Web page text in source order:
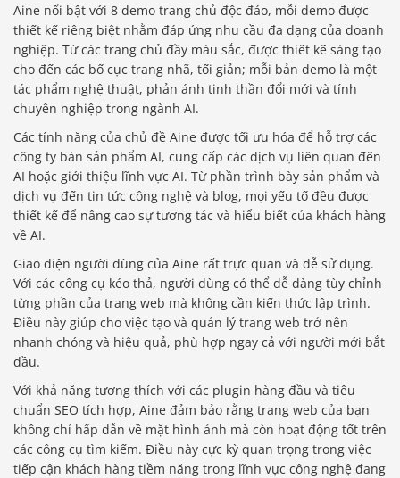
Aine nổi bật với 8 demo trang chủ độc đáo, mỗi demo được
thiết kế riêng biệt nhằm đáp ứng nhu cầu đa dạng của doanh
nghiệp. Từ các trang chủ đầy màu sắc, được thiết kế sáng tạo
cho đến các bố cục trang nhã, tối giản; mỗi bản demo là một
tác phẩm nghệ thuật, phản ánh tinh thần đổi mới và tính
chuyên nghiệp trong ngành AI.
Các tính năng của chủ đề Aine được tối ưu hóa để hỗ trợ các
công ty bán sản phẩm AI, cung cấp các dịch vụ liên quan đến
AI hoặc giới thiệu lĩnh vực AI. Từ phần trình bày sản phẩm và
dịch vụ đến tin tức công nghệ và blog, mọi yếu tố đều được
thiết kế để nâng cao sự tương tác và hiểu biết của khách hàng
về AI.
Giao diện người dùng của Aine rất trực quan và dễ sử dụng.
Với các công cụ kéo thả, người dùng có thể dễ dàng tùy chỉnh
từng phần của trang web mà không cần kiến ​​thức lập trình.
Điều này giúp cho việc tạo và quản lý trang web trở nên
nhanh chóng và hiệu quả, phù hợp ngay cả với người mới bắt
đầu.
Với khả năng tương thích với các plugin hàng đầu và tiêu
chuẩn SEO tích hợp, Aine đảm bảo rằng trang web của bạn
không chỉ hấp dẫn về mặt hình ảnh mà còn hoạt động tốt trên
các công cụ tìm kiếm. Điều này cực kỳ quan trọng trong việc
tiếp cận khách hàng tiềm năng trong lĩnh vực công nghệ đang